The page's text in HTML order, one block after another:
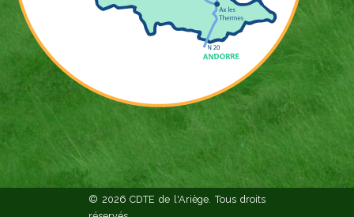
© 2026 CDTE de l'Ariège. Tous droits